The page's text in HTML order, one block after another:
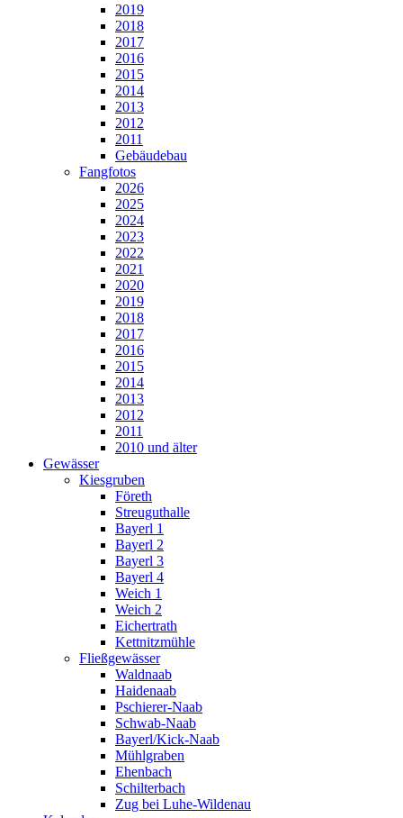
2019
2018
2017
2016
2015
2014
2013
2012
2011
Gebäudebau
Fangfotos
2026
2025
2024
2023
2022
2021
2020
2019
2018
2017
2016
2015
2014
2013
2012
2011
2010 und älter
Gewässer
Kiesgruben
Företh
Streuguthalle
Bayerl 1
Bayerl 2
Bayerl 3
Bayerl 4
Weich 1
Weich 2
Eichertrath
Kettnitzmühle
Fließgewässer
Waldnaab
Haidenaab
Pschierer-Naab
Schwab-Naab
Bayerl/Kick-Naab
Mühlgraben
Ehenbach
Schilterbach
Zug bei Luhe-Wildenau